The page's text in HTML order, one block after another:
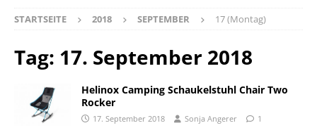
STARTSEITE 2018 SEPTEMBER 17 (Montag)
Tag: 17. September 2018
Helinox Camping Schaukelstuhl Chair Two
Rocker
17. September 2018 Sonja Angerer 1